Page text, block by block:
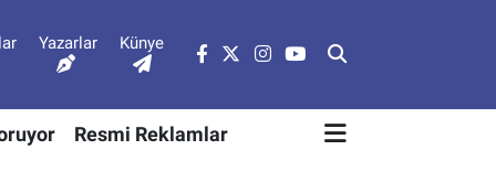
Yazarlar Künye
Resmi Reklamlar